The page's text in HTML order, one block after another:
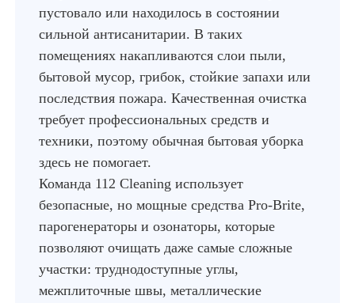
пустовало или находилось в состоянии
сильной антисанитарии. В таких
помещениях накапливаются слои пыли,
бытовой мусор, грибок, стойкие запахи или
последствия пожара. Качественная очистка
требует профессиональных средств и
техники, поэтому обычная бытовая уборка
здесь не помогает.
Команда 112 Cleaning использует
безопасные, но мощные средства Pro-Brite,
парогенераторы и озонаторы, которые
позволяют очищать даже самые сложные
участки: труднодоступные углы,
межплиточные швы, металлические